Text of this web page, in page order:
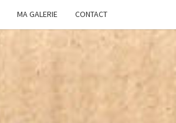
MA GALERIE CONTACT